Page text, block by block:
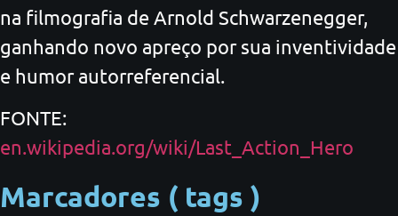
na filmografia de Arnold Schwarzenegger,
ganhando novo apreço por sua inventividade
e humor autorreferencial.
FONTE:
en.wikipedia.org/wiki/Last_Action_Hero
Marcadores ( tags )